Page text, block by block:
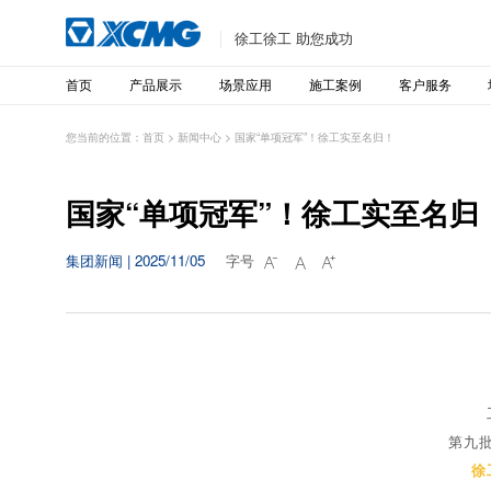
徐工徐工 助您成功
首页 产品展示 场景应用 施工案例 客户服务
您当前的位置：首页 > 新闻中心 > 国家“单项冠军”！徐工实至名归！
国家“单项冠军”！徐工实至名归
集团新闻 | 2025/11/05 字号   
第九
徐